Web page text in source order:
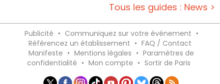
Tous les guides : News >
Publicité • Communiquez sur votre événement •
Référencez un établissement • FAQ / Contact
Manifeste • Mentions légales • Paramètres de
confidentialité • Mon compte • Sortir de Paris